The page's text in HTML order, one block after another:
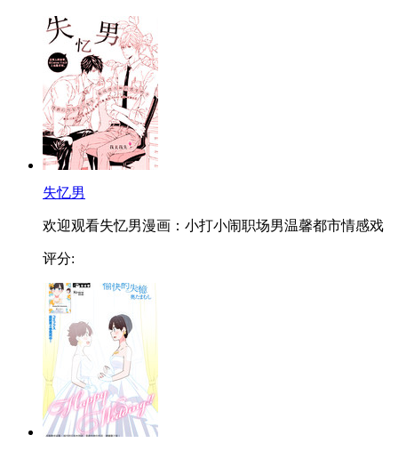
失忆男
欢迎观看失忆男漫画：小打小闹职场男温馨都市情感戏
评分: